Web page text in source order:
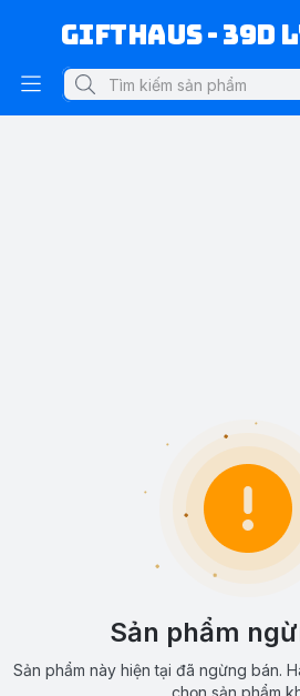
Gifthaus - 39D
Sản phẩm
Sản phẩm này hiện tại đã ngừng bán.
chọn sản phẩm